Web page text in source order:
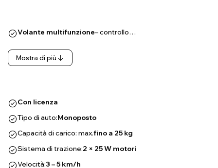
Volante multifunzione– controllo…
Mostra di più
Con licenza
Tipo di auto:Monoposto
Capacità di carico: max.fino a 25 kg
Sistema di trazione:2 × 25 W motori
Velocità:3 – 5 km/h